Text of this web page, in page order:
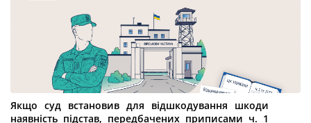
Якщо суд встановив для відшкодування шкоди
наявність підстав, передбачених приписами ч. 1